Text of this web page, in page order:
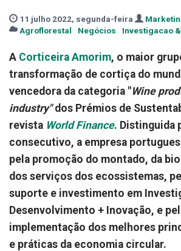
11 julho 2022, segunda-feira
Agroflorestal
Negócios Investigacao
A Corticeira Amorim, o maior
transformação de cortiça do
vencedora da categoria "Wine
industry"dos Prémios de
revista World Finance. Distinguida
consecutivo, a empresa
pela promoção do montado, da
dos serviços dos ecossistemas,
suporte e investimento em
Desenvolvimento + Inovação, e
implementação dos melhores
e práticas da economia circular.